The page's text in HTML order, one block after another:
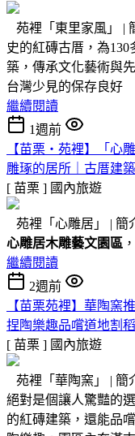
苑裡「東里家風」 |
史的紅磚古厝，為
築，傳承文化藝術與
台灣少見的保存良好
繼續閱讀
1週前
【苗栗・苑裡】「心
雕琢的居所｜古厝建
[ 苗栗 ] 國內旅遊
苑裡「心雕居」 | 簡
心雕居木雕藝文園區
繼續閱讀
2週前
【苗栗苑裡】華陶窯
捏陶樂趣品嚐道地割稻
[ 苗栗 ] 國內旅遊
苑裡「華陶窯」 | 簡
絕對是個讓人驚豔的
的紅磚建築，還能品